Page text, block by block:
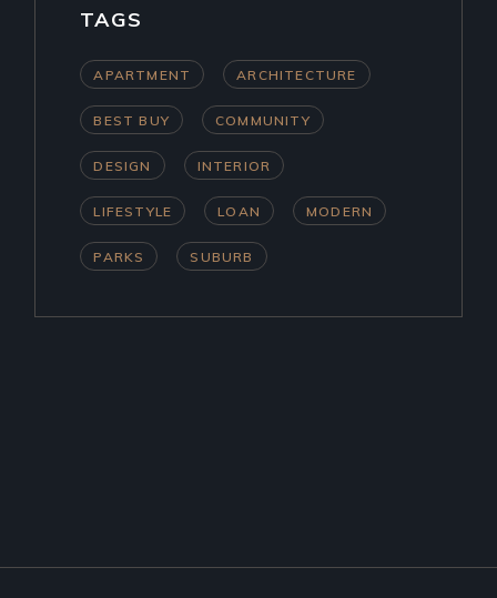
TAGS
APARTMENT ARCHITECTURE
BEST BUY COMMUNITY
DESIGN INTERIOR
LIFESTYLE LOAN MODERN
PARKS SUBURB